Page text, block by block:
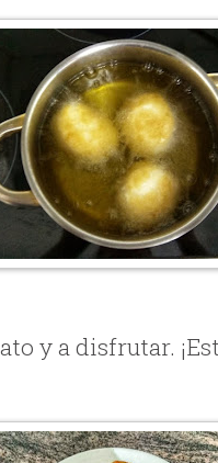
y a disfrutar.